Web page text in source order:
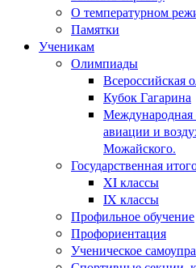
О температурном
Памятки
Ученикам
Олимпиады
Всероссийская
Кубок Гагарина
Международная
авиации и
Можайского.
Государственная
XI классы
IX классы
Профильное обучение
Профориентация
Ученическое